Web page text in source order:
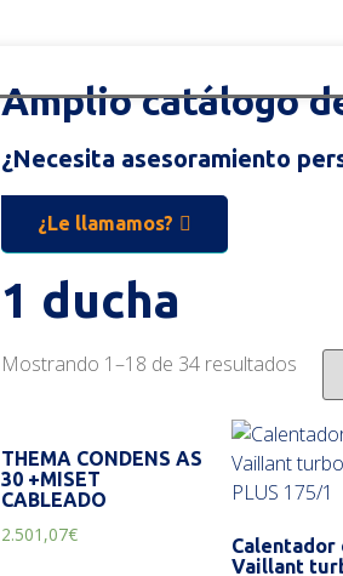
Amplio catálogo
¿Necesita asesoramiento
¿Le llamamos?
1 ducha
Mostrando 1–18 de 34 resultados
THEMA CONDENS AS
30 +MISET
CABLEADO
2.501,07€
Calentador
Vaillant